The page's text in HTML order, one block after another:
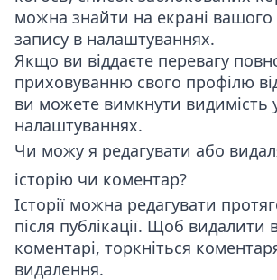
можна знайти на екрані вашого
запису в налаштуваннях.
Якщо ви віддаєте перевагу
приховуванню свого профілю
ви можете вимкнути видимість
налаштуваннях.
Чи можу я редагувати або
історію чи коментар?
Історії можна редагувати
після публікації. Щоб видалити
коментарі, торкніться
видалення.